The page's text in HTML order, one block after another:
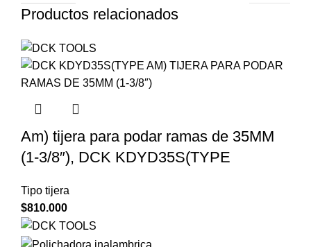
Productos relacionados
Am) tijera para podar ramas de 35MM
(1-3/8″), DCK KDYD35S(TYPE
Tipo tijera
$810.000